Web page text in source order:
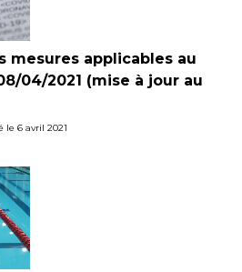
mesures applicables au
04/2021 (mise à jour au
le 6 avril 2021